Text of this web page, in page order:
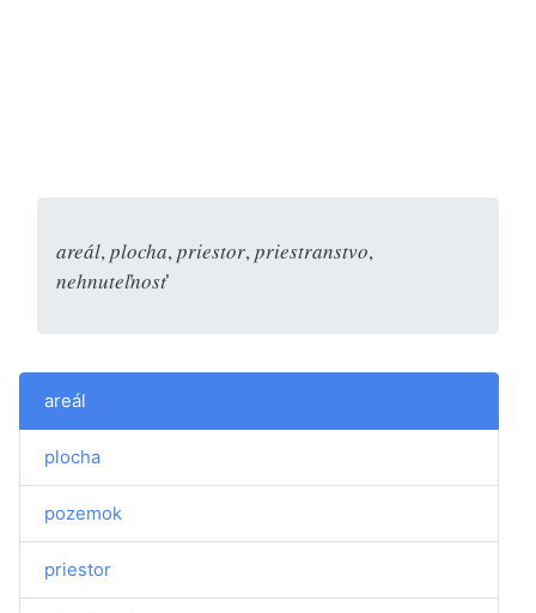
areál, plocha, priestor, priestranstvo,
nehnuteľnosť
areál
plocha
pozemok
priestor